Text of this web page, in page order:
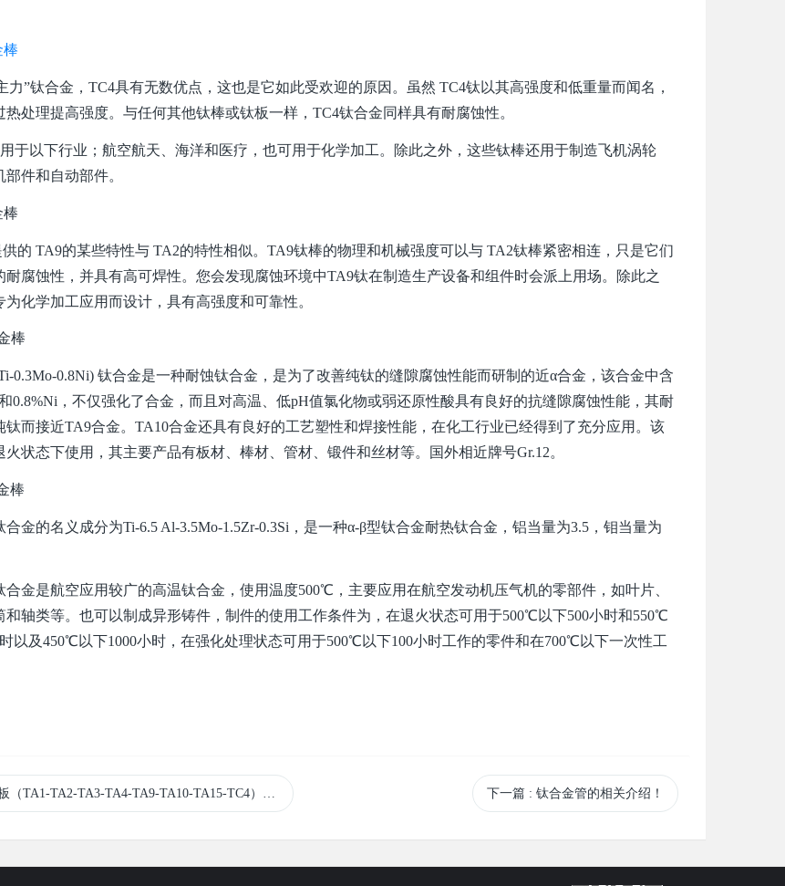
棒
”钛合金，TC4具有无数优点，这也是它如此受欢迎的原因。虽然 TC4钛以其高强度和低重量而闻名，
热处理提高强度。与任何其他钛棒或钛板一样，TC4钛合金同样具有耐腐蚀性。
以下行业；航空航天、海洋和医疗，也可用于化学加工。除此之外，这些钛棒还用于制造飞机涡轮
件和自动部件。
棒
TA9的某些特性与 TA2的特性相似。TA9钛棒的物理和机械强度可以与 TA2钛棒紧密相连，只是它们
耐腐蚀性，并具有高可焊性。您会发现腐蚀环境中TA9钛在制造生产设备和组件时会派上用场。除此之
为化学加工应用而设计，具有高强度和可靠性。
棒
0.8Ni) 钛合金是一种耐蚀钛合金，是为了改善纯钛的缝隙腐蚀性能而研制的近α合金，该合金中含
0.8%Ni，不仅强化了合金，而且对高温、低pH值氯化物或弱还原性酸具有良好的抗缝隙腐蚀性能，其耐
钛而接近TA9合金。TA10合金还具有良好的工艺塑性和焊接性能，在化工行业已经得到了充分应用。该
火状态下使用，其主要产品有板材、棒材、管材、锻件和丝材等。国外相近牌号Gr.12。
棒
金的名义成分为Ti-6.5 Al-3.5Mo-1.5Zr-0.3Si，是一种α-β型钛合金耐热钛合金，铝当量为3.5，钼当量为
金是航空应用较广的高温钛合金，使用温度500℃，主要应用在航空发动机压气机的零部件，如叶片、
和轴类等。也可以制成异形铸件，制件的使用工作条件为，在退火状态可用于500℃以下500小时和550℃
时以及450℃以下1000小时，在强化处理状态可用于500℃以下100小时工作的零件和在700℃以下一次性工
（TA1-TA2-TA3-TA4-TA9-TA10-TA15-TC4）材质及性能！ 下一篇 : 钛合金管的相关介绍！